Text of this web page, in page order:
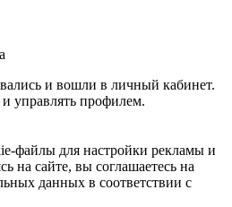
и вошли в личный кабинет.
управлять профилем.
файлы для настройки рекламы и
на сайте, вы соглашаетесь на
данных в соответствии с